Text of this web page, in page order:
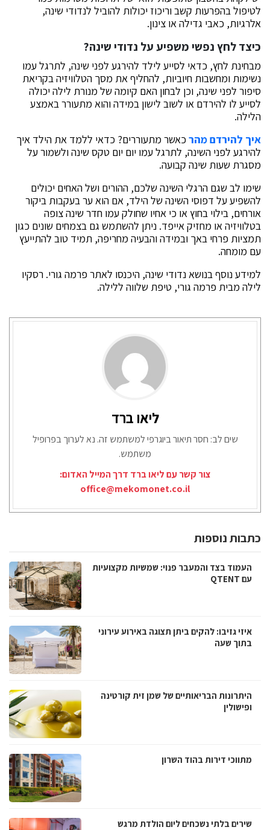
לטיפול בהפרעות קשב וריכוז יכולות להוביל לנדודי שינה,
אלרגיות, כאבי גדילה או צינון.
כיצד לחץ נפשי משפיע על נדודי שינה?
מבחינת לחץ, כדאי לסייע לילד להירגע לפני שינה, לתרגל עמו
נשימות ומחשבות חיוביות, להחליף את מסך הטלוויזיה בקריאת
סיפור לפני שינה, וכן לבחון האם קיומה של מנורת לילה יכולה
לסייע לו להירדם או לשוב לישון במידה והוא מתעורר באמצע
הלילה.
איך להירדם מהר כאשר מתעוררים? כדאי ללמד את הילד איך
להירגע לפני השינה, לתרגל עמו יום יום טקס שינה ולשמור על
מסגרת שעות שינה קבועה.
שימו לב שגם הרגלי השינה שלכם, ההורים ושל האחים יכולים
להשפיע על דפוסי השינה של הילד, אם הוא ער בעקבות ביקור
אורחים, בילוי בחוץ או כי אחיו שחולק עמו חדר שינה צופה
בטלוויזיה או מחזיק אייפד. ניתן להשתמש גם בצמחים שונים כגון
תמציות פרחי באך ובמידה והבעיה מחריפה, תמיד טוב להתייעץ
עם מומחה.
למידע נוסף בנושא נדודי שינה, היכנסו לאתר פרמה גורי. רסקיו
לילה מבית פרמה גורי, טיפת שלווה ללילה.
ליאו ברד
שים לב: חסר תיאור ביוגרפי למשתמש זה. נא לערוך בפרופיל
משתמש.
צור קשר עם ליאו ברד דרך המייל האדום:
office@mekomonet.co.il
כתבות נוספות
העמוד בצד והמעבר פנוי: שמשיות מקצועיות
עם QTENT
איזי גזיבו: להקים ביתן תצוגה באירוע עירוני
בתוך שעה
היתרונות הבריאותיים של שמן זית קורטינה
ופישולין
מתווכי דירות בהוד השרון
שירים בלתי נשכחים ליום הולדת מרגש